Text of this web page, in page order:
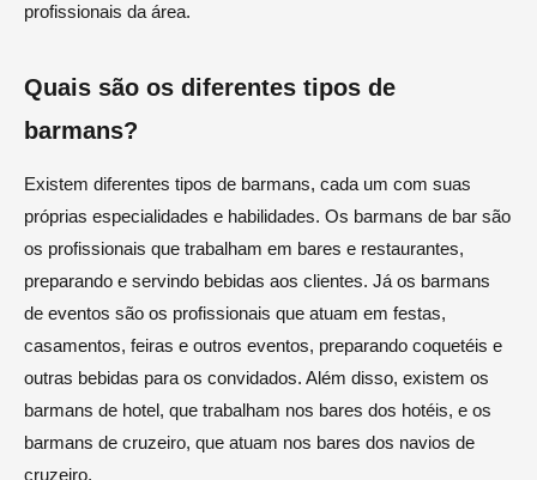
profissionais da área.
Quais são os diferentes tipos de
barmans?
Existem diferentes tipos de barmans, cada um com suas
próprias especialidades e habilidades. Os barmans de bar são
os profissionais que trabalham em bares e restaurantes,
preparando e servindo bebidas aos clientes. Já os barmans
de eventos são os profissionais que atuam em festas,
casamentos, feiras e outros eventos, preparando coquetéis e
outras bebidas para os convidados. Além disso, existem os
barmans de hotel, que trabalham nos bares dos hotéis, e os
barmans de cruzeiro, que atuam nos bares dos navios de
cruzeiro.